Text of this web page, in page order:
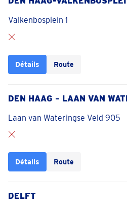
Valkenbosplein 1
Détails Route
DEN HAAG – LAAN VAN
Laan van Wateringse Veld 905
Détails Route
DELFT